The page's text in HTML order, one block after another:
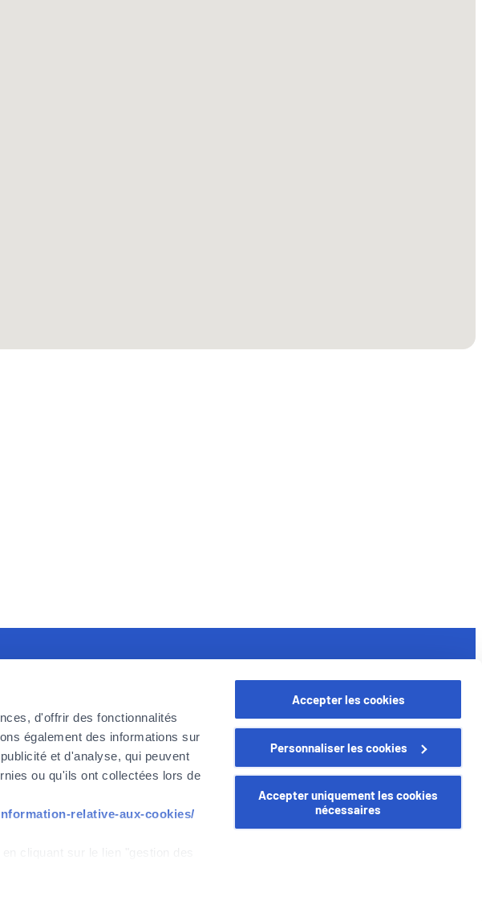
d'offrir des fonctionnalités
également des informations sur
et d'analyse, qui peuvent
ou qu'ils ont collectées lors de
relative-aux-cookies/
Accepter les cookies
Personnaliser les cookies
Accepter uniquement les cookies
nécessaires
Laval,
closed
Professional
Foyer in Belgium
Foyer Company
Career